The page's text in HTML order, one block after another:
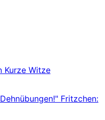
Kurze Witze
Fritzchen: